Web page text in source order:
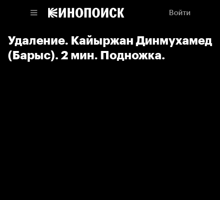
Войти
Удаление. Кайыржан Динмухамед
(Барыс). 2 мин. Подножка.